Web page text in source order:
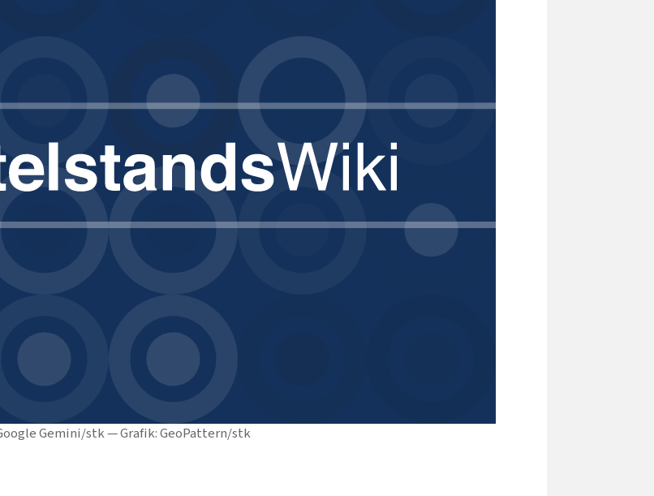
Gemini/stk — Grafik: GeoPattern/stk